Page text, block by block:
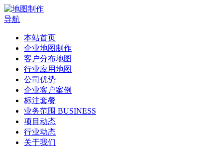
导航
本站首页
企业地图制作
客户分布地图
行业应用地图
公司优势
企业客户案例
标注套餐
业务范围 BUSINESS
项目动态
行业动态
关于我们